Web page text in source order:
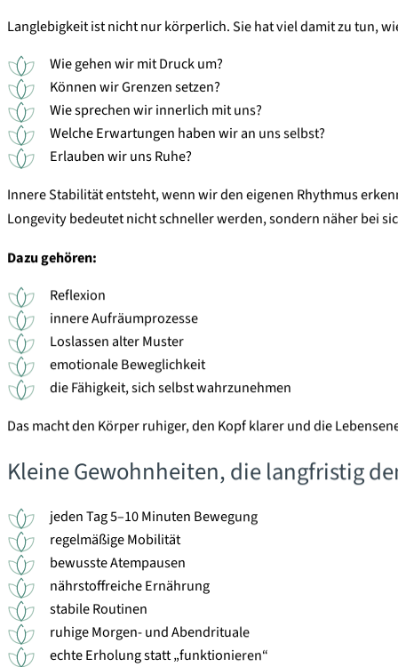
Langlebigkeit ist nicht nur körperlich. Sie hat viel damit zu tun,
Wie gehen wir mit Druck um?
Können wir Grenzen setzen?
Wie sprechen wir innerlich mit uns?
Welche Erwartungen haben wir an uns selbst?
Erlauben wir uns Ruhe?
Innere Stabilität entsteht, wenn wir den eigenen Rhythmus
Longevity bedeutet nicht schneller werden, sondern näher bei
Dazu gehören:
Reflexion
innere Aufräumprozesse
Loslassen alter Muster
emotionale Beweglichkeit
die Fähigkeit, sich selbst wahrzunehmen
Das macht den Körper ruhiger, den Kopf klarer und die
Kleine Gewohnheiten, die langfristig
jeden Tag 5–10 Minuten Bewegung
regelmäßige Mobilität
bewusste Atempausen
nährstoffreiche Ernährung
stabile Routinen
ruhige Morgen- und Abendrituale
echte Erholung statt „funktionieren“